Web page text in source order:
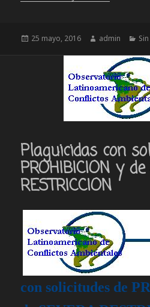
Publicado
25 mayo, 2016 Autor
admin
Plaguicidas con
PROHIBICION y
RESTRICCION
con solicitudes de